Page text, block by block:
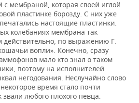
мембраной, которая своей иглой
пластинке борозду. С них уже
настоящие пластинки.
колебаниях мембрана так
действительно, по выражению Г.
вопли». Конечно, сразу
мало кто знал о таком
поэтому на исполнителей
негодования. Неслучайно слово
время стало почти
любого плохого певца.